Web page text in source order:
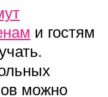
и гостям
можно